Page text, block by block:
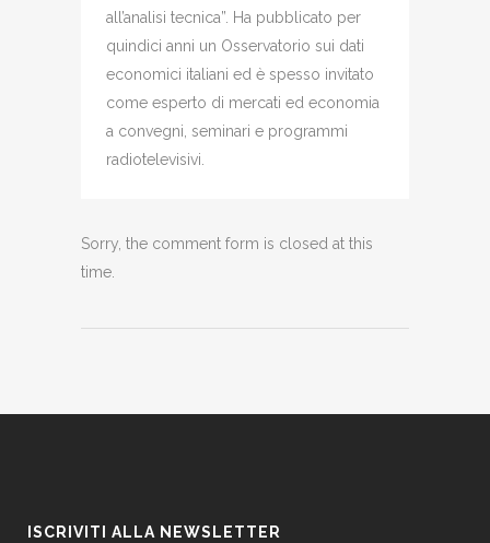
all’analisi tecnica”. Ha pubblicato per
quindici anni un Osservatorio sui dati
economici italiani ed è spesso invitato
come esperto di mercati ed economia
a convegni, seminari e programmi
radiotelevisivi.
Sorry, the comment form is closed at this
time.
ISCRIVITI ALLA NEWSLETTER